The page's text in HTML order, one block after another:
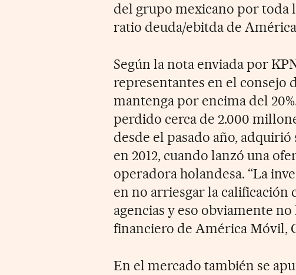
del grupo mexicano por toda
ratio deuda/ebitda de
Según la nota enviada por
representantes en el consejo
mantenga por encima del
perdido cerca de 2.000
desde el pasado año,
en 2012, cuando lanzó una
operadora holandesa. “La
en no arriesgar la calificación
agencias y eso obviamente
financiero de América Móvil,
En el mercado también se